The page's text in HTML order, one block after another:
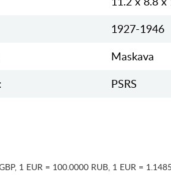
1927-1946
Maskava
PSRS
, 1 EUR = 100.0000 RUB, 1 EUR =